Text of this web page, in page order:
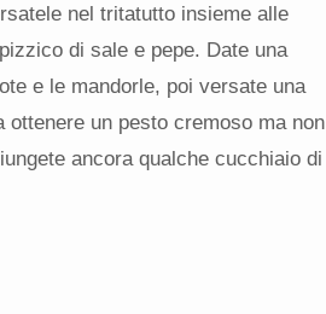
nel tritatutto insieme alle
di sale e pepe. Date una
e le mandorle, poi versate una
un pesto cremoso ma non
ancora qualche cucchiaio di